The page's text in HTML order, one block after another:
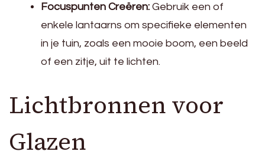
Focuspunten Creëren: Gebruik een of
enkele lantaarns om specifieke elementen
in je tuin, zoals een mooie boom, een beeld
of een zitje, uit te lichten.
Lichtbronnen voor
Glazen